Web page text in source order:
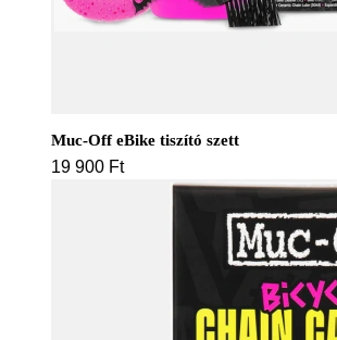
Muc-Off eBike tiszító szett
19 900 Ft